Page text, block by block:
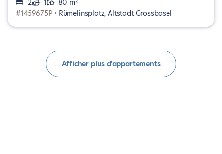
2 1
80 m²
#1459675P • Rümelinsplatz, Altstadt Grossbasel
Afficher plus d'appartements